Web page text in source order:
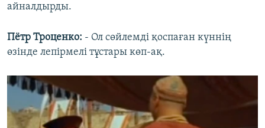
айналдырды.
Пётр Троценко: - Ол сөйлемді қоспаған күннің
өзінде лепірмелі тұстары көп-ақ.